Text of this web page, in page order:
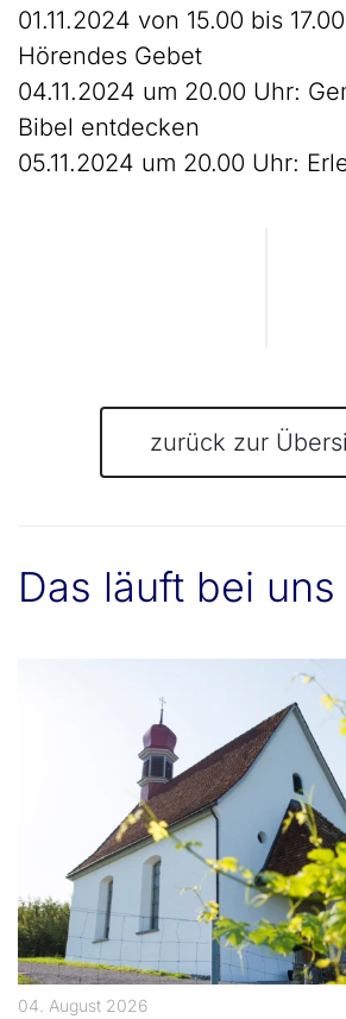
01.11.2024 von 15.00 bis
Hörendes Gebet
04.11.2024 um 20.00 Uhr:
Bibel entdecken
05.11.2024 um 20.00 Uhr:
zurück zur
Das läuft bei uns
04. August 2026